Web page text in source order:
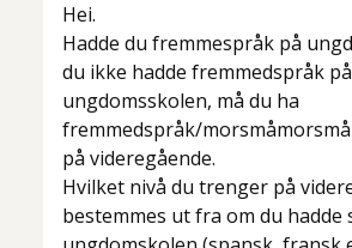
Hei.
Hadde du fremmespråk på
du ikke hadde fremmedspråk på
ungdomsskolen, må du ha
fremmedspråk/
på videregående.
Hvilket nivå du trenger på
bestemmes ut fra om du hadde